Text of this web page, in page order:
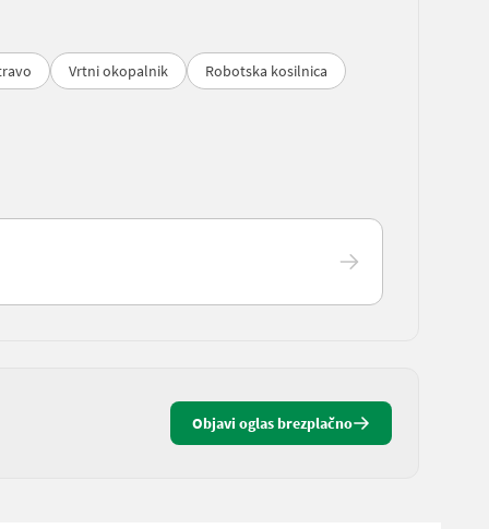
Vrtni okopalnik Robotska kosilnica
Objavi oglas brezplačno